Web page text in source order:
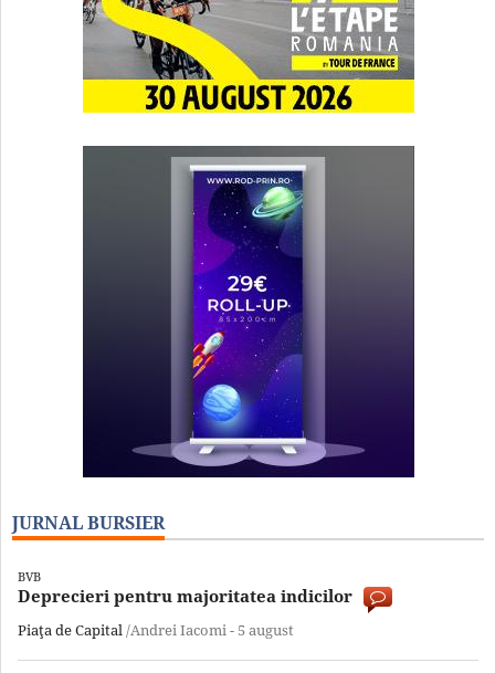
JURNAL BURSIER
BVB
Deprecieri pentru majoritatea indicilor
Piaţa de Capital/Andrei Iacomi - 5 august